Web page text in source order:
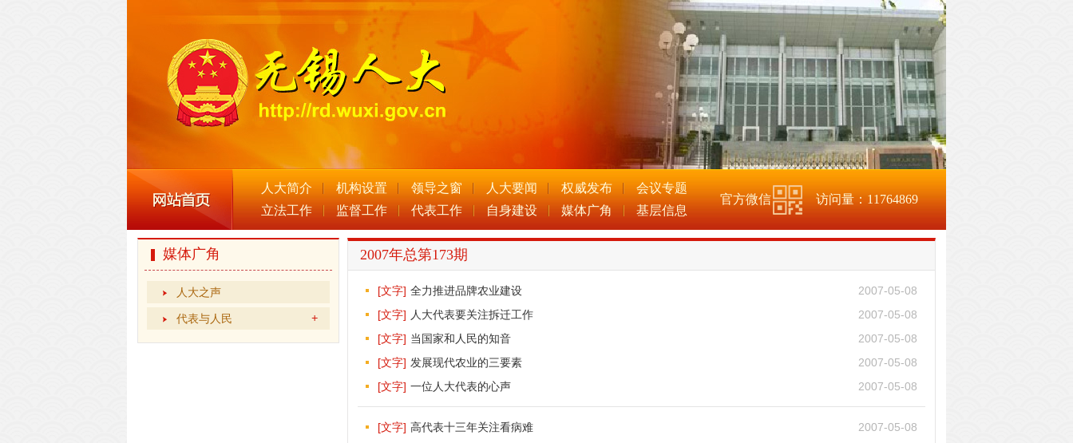
人大简介 机构设置 领导之窗 人大要闻 权威发布
会议专题
立法工作
监督工作 代表工作 自身建设 媒体广角 基层信息
官方微信 访问量： 11764869
媒体广角
人大之声
代表与人民
2007年总第173期
2007-05-08
[文字] 全力推进品牌农业建设
2007-05-08
[文字] 人大代表要关注拆迁工作
2007-05-08
[文字] 当国家和人民的知音
2007-05-08
[文字] 发展现代农业的三要素
2007-05-08
[文字] 一位人大代表的心声
2007-05-08
[文字] 高代表十三年关注看病难